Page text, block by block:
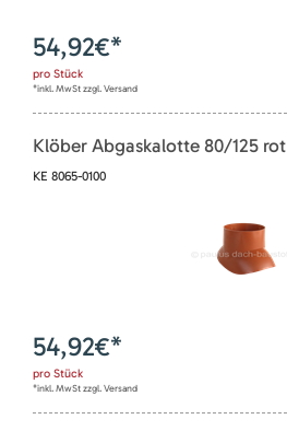
54,92€*
pro Stück
*inkl. MwSt zzgl. Versand
Klöber Abgaskalotte 80/125 rot
KE 8065-0100
54,92€*
pro Stück
*inkl. MwSt zzgl. Versand